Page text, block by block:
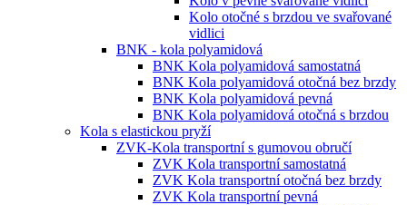
Kolo otočné s brzdou ve svařované
vidlici
BNK - kola polyamidová
BNK Kola polyamidová samostatná
BNK Kola polyamidová otočná bez brzdy
BNK Kola polyamidová pevná
BNK Kola polyamidová otočná s brzdou
Kola s elastickou pryží
ZVK-Kola transportní s gumovou obručí
ZVK Kola transportní samostatná
ZVK Kola transportní otočná bez brzdy
ZVK Kola transportní pevná